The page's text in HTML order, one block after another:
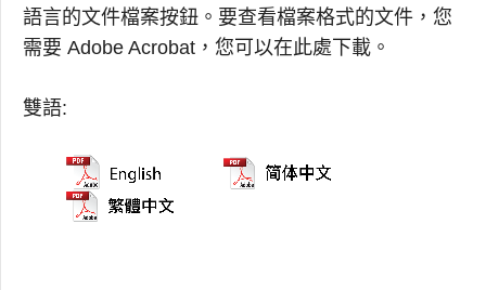
語言的文件檔案按鈕。要查看檔案格式的文件，您
需要 Adobe Acrobat，您可以在此處下載。
雙語: